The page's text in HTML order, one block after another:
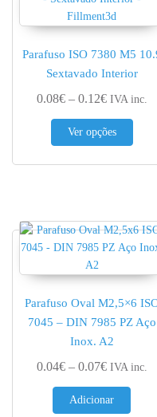
Parafuso ISO 7380 M5
Sextavado Interior
0.08€ – 0.12€Price
IVA inc.
Ver opções
This
Parafuso Oval M2,5×6
7045 – DIN 7985 PZ Aço
Inox. A2
0.04€ – 0.07€Price
IVA inc.
Adicionar